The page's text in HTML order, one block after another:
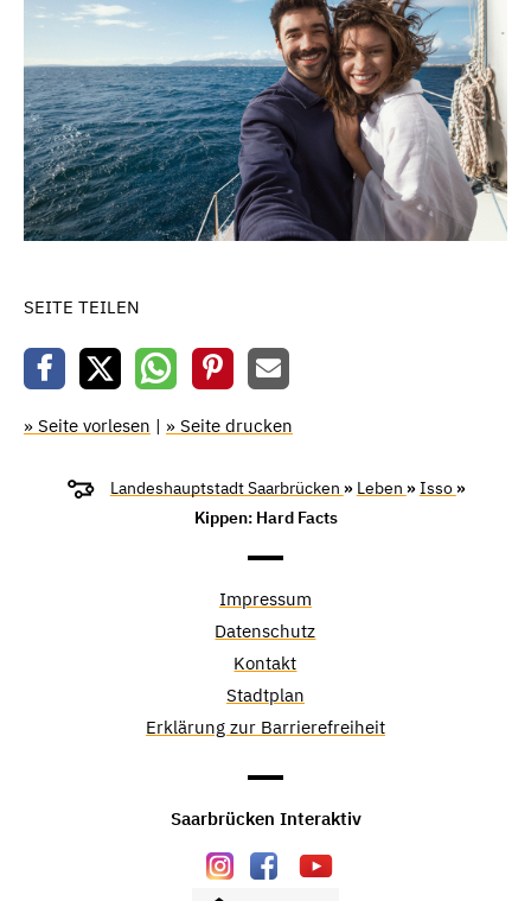
SEITE TEILEN
» Seite vorlesen | » Seite drucken
Landeshauptstadt Saarbrücken » Leben »Isso »
Kippen: Hard Facts
Impressum
Datenschutz
Kontakt
Stadtplan
Erklärung zur Barrierefreiheit
Saarbrücken Interaktiv